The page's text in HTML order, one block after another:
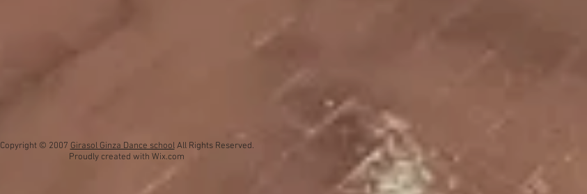
Copyright © 2007Girasol Ginza Dance schoolAll Rights Reserved.
Proudly created with Wix.com